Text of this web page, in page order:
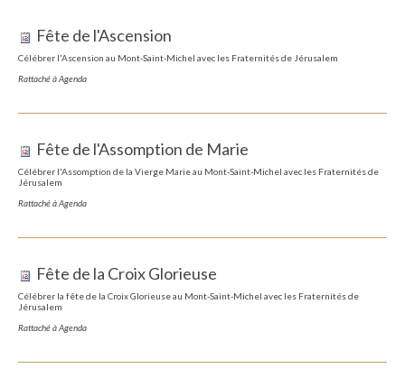
Fête de l'Ascension
Célébrer l'Ascension au Mont-Saint-Michel avec les Fraternités de Jérusalem
Rattaché àAgenda
Fête de l'Assomption de Marie
Célébrer l'Assomption de la Vierge Marie au Mont-Saint-Michel avec les Fraternités de
Jérusalem
Rattaché àAgenda
Fête de la Croix Glorieuse
Célébrer la fête de la Croix Glorieuse au Mont-Saint-Michel avec les Fraternités de
Jérusalem
Rattaché àAgenda